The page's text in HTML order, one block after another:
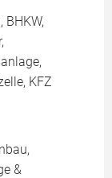
BHKW,
KFZ
&